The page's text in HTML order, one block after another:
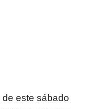
este sábado